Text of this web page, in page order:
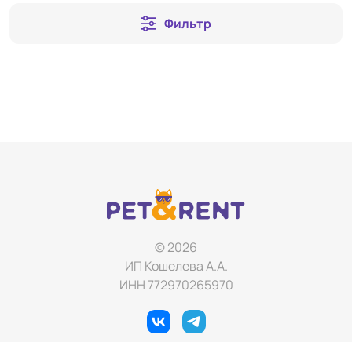
Фильтр
© 2026
ИП Кошелева А.А.
ИНН 772970265970